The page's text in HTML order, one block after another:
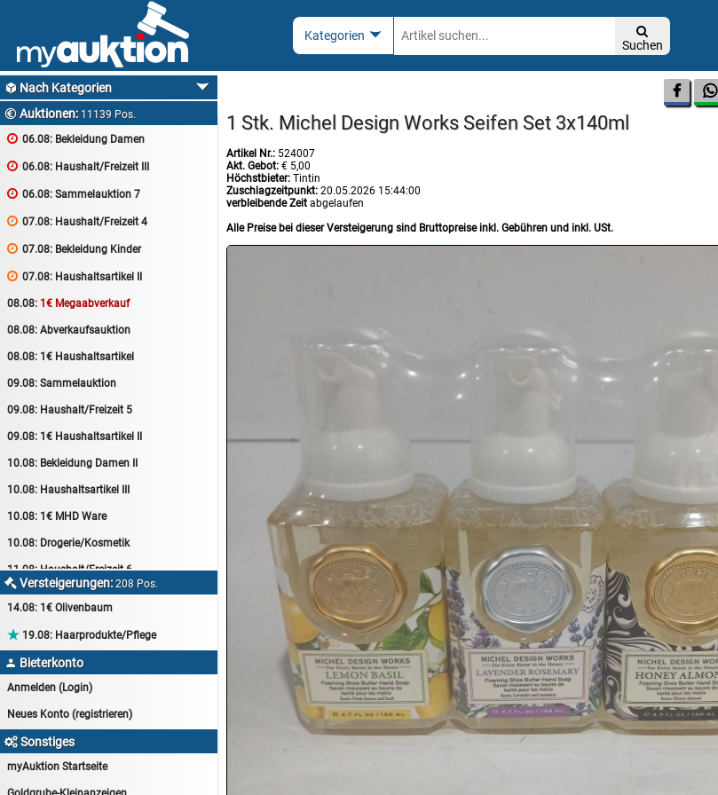

Suchen
 Nach Kategorien
 Auktionen: 11139 Pos.
 06.08: Bekleidung Damen
 06.08: Haushalt/Freizeit III
 06.08: Sammelauktion 7
 07.08: Haushalt/Freizeit 4
 07.08: Bekleidung Kinder
 07.08: Haushaltsartikel II
08.08: 1€ Megaabverkauf
08.08: Abverkaufsauktion
08.08: 1€ Haushaltsartikel
09.08: Sammelauktion
09.08: Haushalt/Freizeit 5
09.08: 1€ Haushaltsartikel II
10.08: Bekleidung Damen II
10.08: Haushaltsartikel III
10.08: 1€ MHD Ware
10.08: Drogerie/Kosmetik
11.08:Haushalt/Freizeit 6
11.08:Motoröl Auktion
11.08:Haushalt/Freizeit 7
12.08:Sammelauktion
12.08:Pralinen Auktion
12.08:Haushalt/Freizeit
 Versteigerungen:208 Pos.
14.08: 1€ Olivenbaum
 19.08: Haarprodukte/Pflege
 Bieterkonto
Anmelden (Login)
Neues Konto (registrieren)
Sonstiges
myAuktion Startseite
 
1 Stk. Michel Design Works Seifen Set 3x140ml
Artikel Nr.: 524007
Akt. Gebot: € 5,00
Höchstbieter: Tintin
Zuschlagzeitpunkt: 20.05.2026 15:44:00
verbleibende Zeit abgelaufen
Alle Preise bei dieser Versteigerung sind Bruttopreise inkl. Gebühren und inkl. USt.